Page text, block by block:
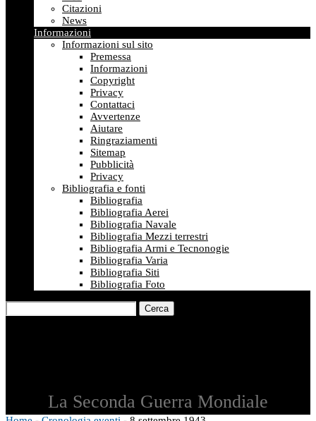
Citazioni
News
Informazioni
Informazioni sul sito
Premessa
Informazioni
Copyright
Privacy
Contattaci
Avvertenze
Aiutare
Ringraziamenti
Sitemap
Pubblicità
Privacy
Bibliografia e fonti
Bibliografia
Bibliografia Aerei
Bibliografia Navale
Bibliografia Mezzi terrestri
Bibliografia Armi e Tecnonogie
Bibliografia Varia
Bibliografia Siti
Bibliografia Foto
Cerca
La Seconda Guerra Mondiale